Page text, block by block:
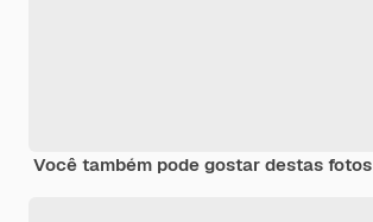
Você também pode gostar destas fotos